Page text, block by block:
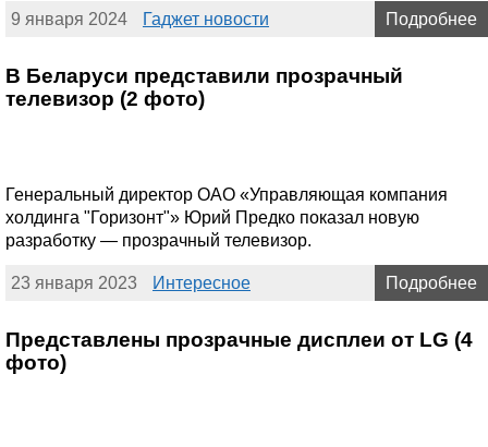
9 января 2024 Гаджет новости Подробнее
В Беларуси представили прозрачный
телевизор (2 фото)
Генеральный директор ОАО «Управляющая компания
холдинга "Горизонт"» Юрий Предко показал новую
разработку — прозрачный телевизор.
23 января 2023 Интересное Подробнее
Представлены прозрачные дисплеи от LG (4
фото)